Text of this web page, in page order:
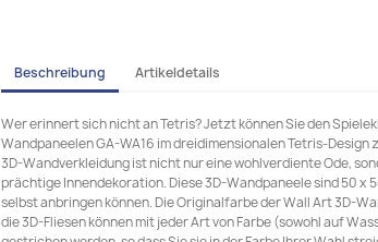
Beschreibung Artikeldetails
Wer erinnert sich nicht an Tetris? Jetzt können Sie den
Wandpaneelen GA-WA16 im dreidimensionalen Tetris-Design
3D-Wandverkleidung ist nicht nur eine wohlverdiente Ode,
prächtige Innendekoration. Diese 3D-Wandpaneele sind 50 x
selbst anbringen können. Die Originalfarbe der Wall Art 3D-
die 3D-Fliesen können mit jeder Art von Farbe (sowohl auf